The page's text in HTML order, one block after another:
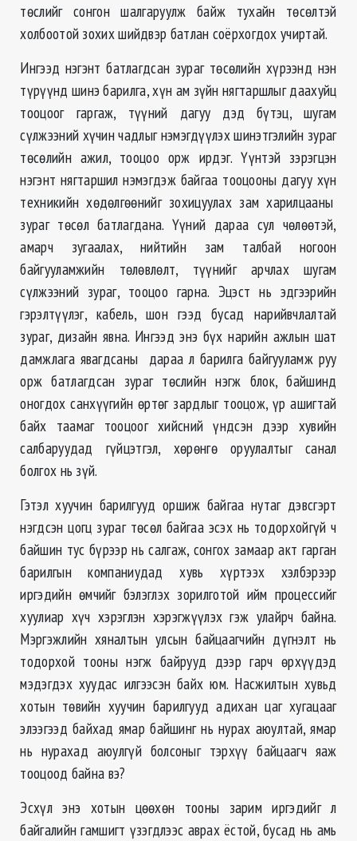
төслийг сонгон шалгаруулж байж тухайн төсөлтэй
холбоотой зохих шийдвэр батлан соёрхогдох учиртай.
Ингээд нэгэнт батлагдсан зураг төсөлийн хүрээнд нэн
түрүүнд шинэ барилга, хүн ам зүйн нягтаршлыг даахуйц
тооцоог гаргаж, түүний дагуу дэд бүтэц, шугам
сүлжээний хүчин чадлыг нэмэгдүүлэх шинэтгэлийн зураг
төсөлийн ажил, тооцоо орж ирдэг. Үүнтэй зэрэгцэн
нэгэнт нягтаршил нэмэгдэж байгаа тооцооны дагуу хүн
техникийн хөдөлгөөнийг зохицуулах зам харилцааны
зураг төсөл батлагдана. Үүний дараа сул чөлөөтэй,
амарч зугаалах, нийтийн зам талбай ногоон
байгууламжийн төлөвлөлт, түүнийг арчлах шугам
сүлжээний зураг, тооцоо гарна. Эцэст нь эдгээрийн
гэрэлтүүлэг, кабель, шон гээд бусад нарийвчлалтай
зураг, дизайн явна. Ингээд энэ бүх нарийн ажлын шат
дамжлага явагдсаны дараа л барилга байгууламж руу
орж батлагдсан зураг төслийн нэгж блок, байшинд
оногдох санхүүгийн өртөг зардлыг тооцож, үр ашигтай
байх таамаг тооцоог хийсний үндсэн дээр хувийн
салбаруудад гүйцэтгэл, хөрөнгө оруулалтыг санал
болгох нь зүй.
Гэтэл хуучин барилгууд оршиж байгаа нутаг дэвсгэрт
нэгдсэн цогц зураг төсөл байгаа эсэх нь тодорхойгүй ч
байшин тус бүрээр нь салгаж, сонгох замаар акт гарган
барилгын компаниудад хувь хүртээх хэлбэрээр
иргэдийн өмчийг бэлэглэх зорилготой ийм процессийг
хуулиар хүч хэрэглэн хэрэгжүүлэх гэж улайрч байна.
Мэргэжлийн хяналтын улсын байцаагчийн дүгнэлт нь
тодорхой тооны нэгж байрууд дээр гарч өрхүүдэд
мэдэгдэх хуудас илгээсэн байх юм. Насжилтын хувьд
хотын төвийн хуучин барилгууд адихан цаг хугацааг
элээгээд байхад ямар байшинг нь нурах аюултай, ямар
нь нурахад аюулгүй болсоныг тэрхүү байцаагч яаж
тооцоод байна вэ?
Эсхүл энэ хотын цөөхөн тооны зарим иргэдийг л
байгалийн гамшигт үзэгдлээс аврах ёстой, бусад нь амь